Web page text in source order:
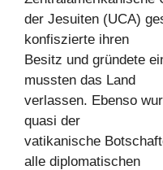
der Jesuiten (UCA)
konfiszierte ihren
Besitz und gründete
mussten das Land
verlassen. Ebenso
quasi der
vatikanische
alle diplomatischen